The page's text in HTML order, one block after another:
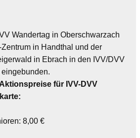
Wandertag in Oberschwarzach
in Handthal und der
in Ebrach in den IVV/DVV
für IVV-DVV
8,00 €